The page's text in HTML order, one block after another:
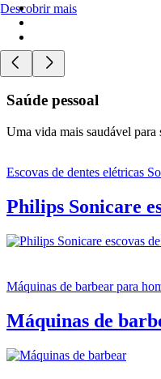
Descobrir mais
Saúde pessoal
Uma vida mais saudável para
Escovas de dentes elétricas
Philips Sonicare
Máquinas de barbear para
Máquinas de